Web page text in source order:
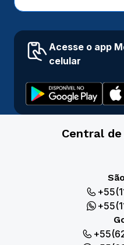
Acesse o app
celular
Central